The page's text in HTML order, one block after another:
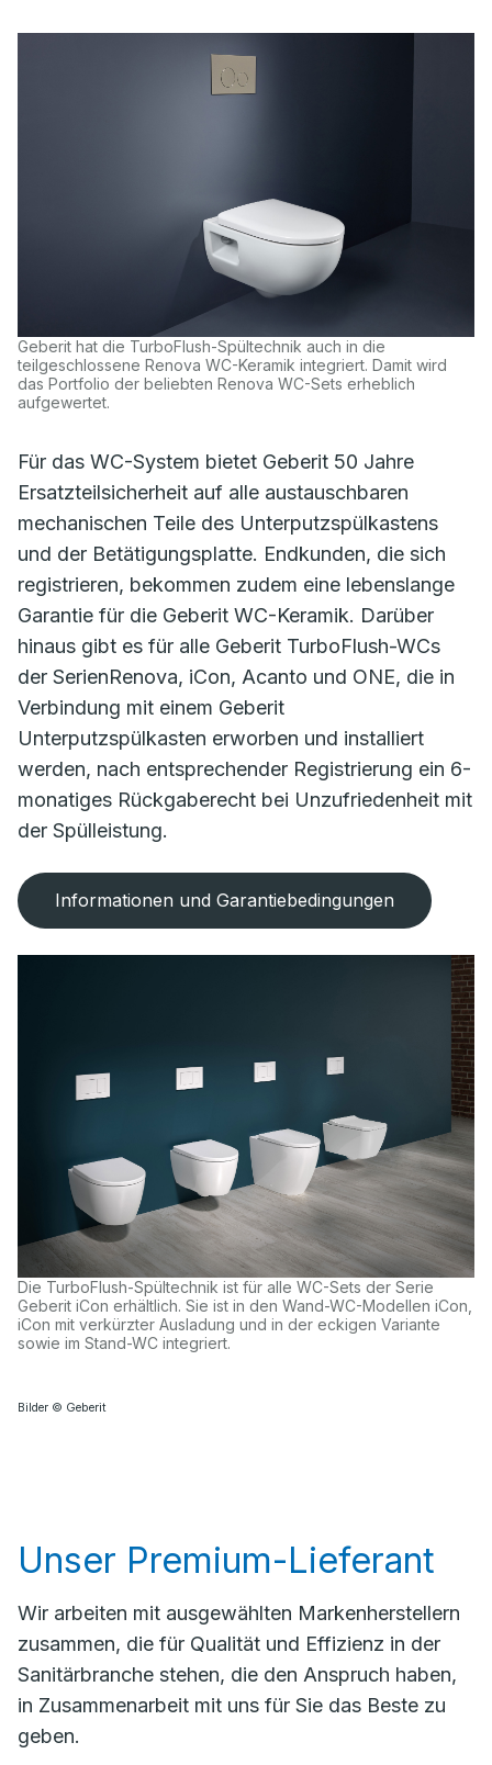
Geberit hat die TurboFlush-Spültechnik auch in die
teilgeschlossene Renova WC-Keramik integriert. Damit wird
das Portfolio der beliebten Renova WC-Sets erheblich
aufgewertet.
Für das WC-System bietet Geberit 50 Jahre
Ersatzteilsicherheit auf alle austauschbaren
mechanischen Teile des Unterputzspülkastens
und der Betätigungsplatte. Endkunden, die sich
registrieren, bekommen zudem eine lebenslange
Garantie für die Geberit WC-Keramik. Darüber
hinaus gibt es für alle Geberit TurboFlush-WCs
der SerienRenova, iCon, Acanto und ONE, die in
Verbindung mit einem Geberit
Unterputzspülkasten erworben und installiert
werden, nach entsprechender Registrierung ein 6-
monatiges Rückgaberecht bei Unzufriedenheit mit
der Spülleistung.
Informationen und Garantiebedingungen
Die TurboFlush-Spültechnik ist für alle WC-Sets der Serie
Geberit iCon erhältlich. Sie ist in den Wand-WC-Modellen iCon,
iCon mit verkürzter Ausladung und in der eckigen Variante
sowie im Stand-WC integriert.
Bilder © Geberit
Unser Premium-Lieferant
Wir arbeiten mit ausgewählten Markenherstellern
zusammen, die für Qualität und Effizienz in der
Sanitärbranche stehen, die den Anspruch haben,
in Zusammenarbeit mit uns für Sie das Beste zu
geben.